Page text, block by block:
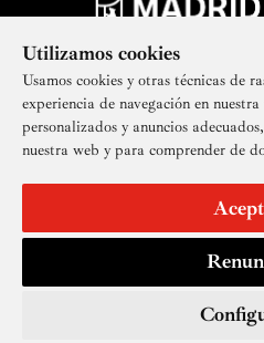
Utilizamos cookies
Usamos cookies y otras técnicas de
experiencia de navegación en
personalizados y anuncios
nuestra web y para comprender de
Suscríbete a
Accesibilidad
Política de privacidad